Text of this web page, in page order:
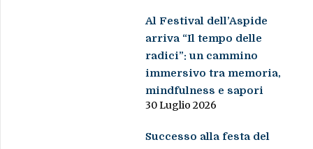
Al Festival dell’Aspide
arriva “Il tempo delle
radici”: un cammino
immersivo tra memoria,
mindfulness e sapori
30 Luglio 2026
Successo alla festa del